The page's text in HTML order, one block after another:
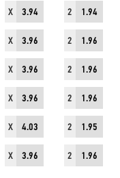
X 3.94 2 1.94
X 3.96 2 1.96
X 3.96 2 1.96
X 3.96 2 1.96
X 4.03 2 1.95
X 3.96 2 1.96